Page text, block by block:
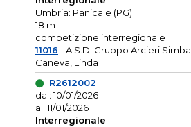
Umbria: Panicale (PG)
18 m
competizione interregionale
11016 - A.S.D. Gruppo Arcieri Simba
Caneva, Linda
R2612002
dal: 10/01/2026
al: 11/01/2026
Interregionale